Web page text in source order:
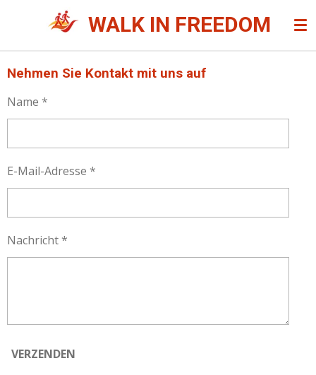
WALK IN FREEDOM
Nehmen Sie Kontakt mit uns auf
Name *
E-Mail-Adresse *
Nachricht *
VERZENDEN